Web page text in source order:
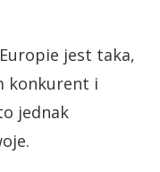
jest taka,
konkurent i
jednak